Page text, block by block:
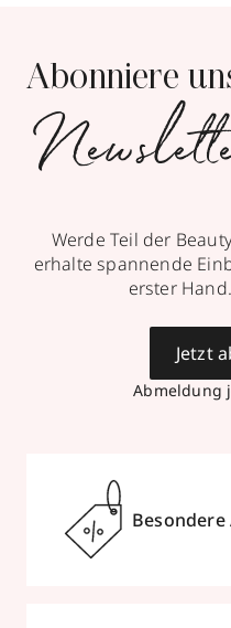
Abonniere
Werde Teil der
erhalte spannende
erster
Abmeldung
Jetzt